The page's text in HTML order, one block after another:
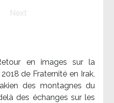
Next
en images sur la
de Fraternité en Irak,
des montagnes du
des échanges sur les